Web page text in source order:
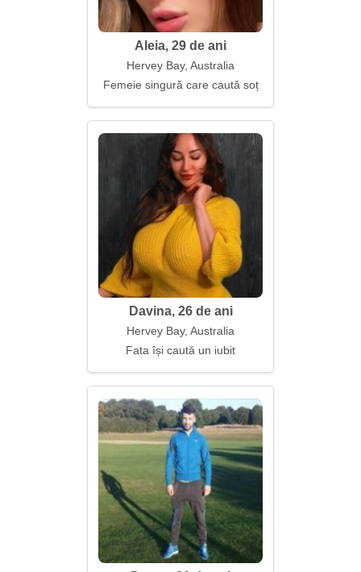
Aleia, 29 de ani
Hervey Bay, Australia
Femeie singură care caută soț
Davina, 26 de ani
Hervey Bay, Australia
Fata își caută un iubit